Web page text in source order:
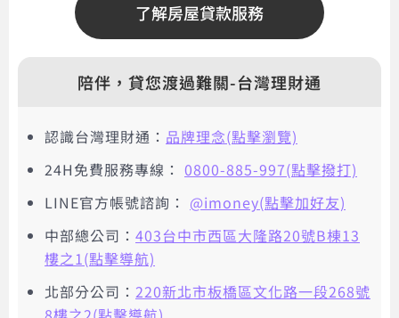
了解房屋貸款服務
陪伴，貸您渡過難關-台灣理財通
認識台灣理財通： 品牌理念(點擊瀏覽)
24H免費服務專線： 0800-885-997(點擊撥打)
LINE官方帳號諮詢： @imoney(點擊加好友)
中部總公司： 403台中市西區大隆路20號B棟13
樓之1(點擊導航)
北部分公司： 220新北市板橋區文化路一段268號